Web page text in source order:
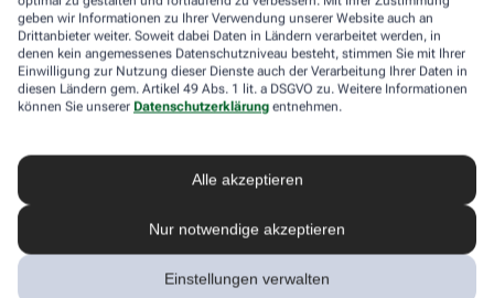
geben wir Informationen zu Ihrer Verwendung unserer Website auch an
Drittanbieter weiter. Soweit dabei Daten in Ländern verarbeitet werden, in
denen kein angemessenes Datenschutzniveau besteht, stimmen Sie mit Ihrer
Einwilligung zur Nutzung dieser Dienste auch der Verarbeitung Ihrer Daten in
diesen Ländern gem. Artikel 49 Abs. 1 lit. a DSGVO zu. Weitere Informationen
können Sie unserer Datenschutzerklärung entnehmen.
Alle akzeptieren
Nur notwendige akzeptieren
Einstellungen verwalten
Das pharmazeutische Personal stellt Ihnen etwa
Sammelquittungen fürs Finanzamt oder die Krankenkasse aus.
Sie können Bonuspunkte sammeln oder sind Nutznießer bei
Aktionstagen. Vor allem aber beinhaltet der Service à la Carte,
dass sämtliche Medikamente, die Sie in Ihrer Stammapotheke
erwerben, in Ihrer Kundendatei gespeichert werden. So behalten
vor Ort. Es macht Sie zum Beispiel darauf aufmerksam, wenn sich
zwei Arzneimittel nicht miteinander vertragen oder verschiedene
Ärzt:innen den gleichen Wirkstoff verordnet haben.
Mit anderen Worten: Es gibt viele gute Gründe nicht